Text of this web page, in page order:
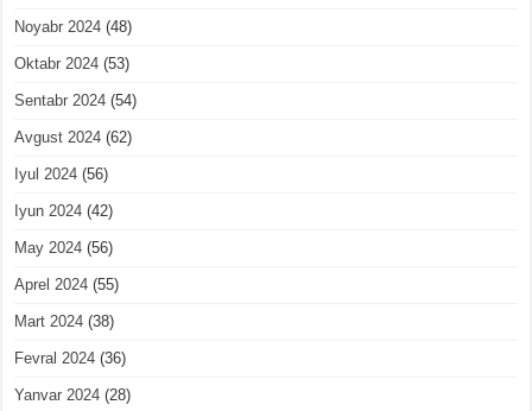
Noyabr 2024 (48)
Oktabr 2024 (53)
Sentabr 2024 (54)
Avgust 2024 (62)
Iyul 2024 (56)
Iyun 2024 (42)
May 2024 (56)
Aprel 2024 (55)
Mart 2024 (38)
Fevral 2024 (36)
Yanvar 2024 (28)